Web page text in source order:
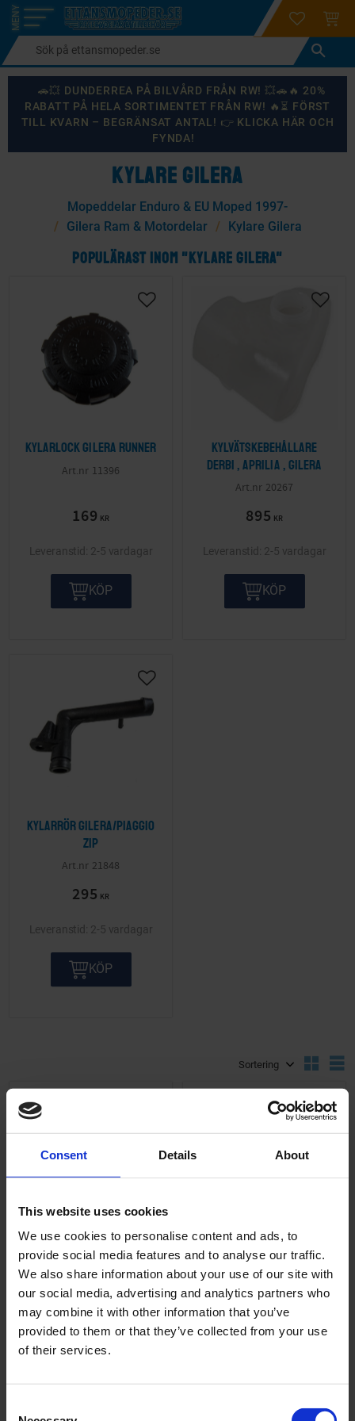
Consent Details About
This website uses cookies
We use cookies to personalise content and ads, to
provide social media features and to analyse our traffic.
We also share information about your use of our site with
our social media, advertising and analytics partners who
may combine it with other information that you’ve
provided to them or that they’ve collected from your use
of their services.
Meny
login
🚗💥 DUNDERREA PÅ BILVÅRD FRÅN RW! 💥🚗🔥 20%
RABATT PÅ HELA SORTIMENTET FRÅN RW! 🔥⏳ FÖRST
TILL KVARN – BEGRÄNSAT ANTAL! 👉 KLICKA HÄR OCH
FYNDA!
KYLARE GILERA
Mopeddelar Enduro & EU Moped 1997-
Gilera Ram & Motordelar
Kylare Gilera
POPULÄRAST INOM "KYLARE GILERA"
Kylarlock Gilera Runner
11396
169 KR
2-5 vardagar
KÖP
Kylvätskebehållare
Derbi , Aprilia , Gilera
20267
895 KR
2-5 vardagar
KÖP
Kylarrör Gilera/Piaggio
Zip
21848
295 KR
2-5 vardagar
KÖP
Kylarlock Gilera Runner
11396
169KR
Kylarrör Gilera/Piaggio
Zip
21848
295KR
Lägg